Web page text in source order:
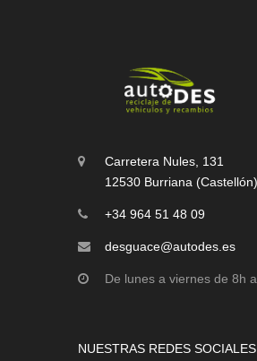
Carretera Nules, 131
12530 Burriana (Castellón)
+34 964 51 48 09
desguace@autodes.es
De lunes a viernes de 8h
NUESTRAS REDES